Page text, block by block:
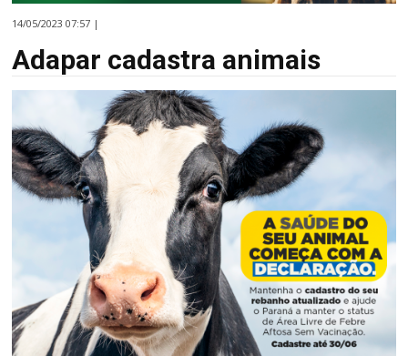
14/05/2023 07:57 |
Adapar cadastra animais